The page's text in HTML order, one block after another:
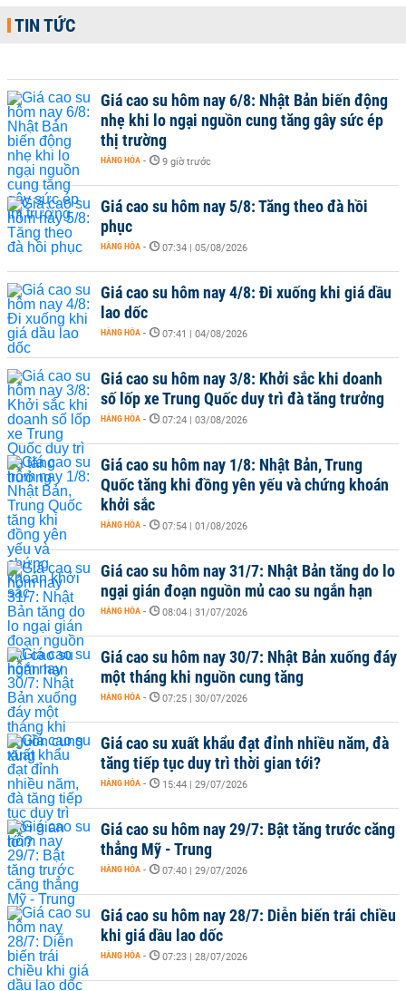
TIN TỨC
Giá cao su hôm nay 6/8: Nhật Bản biến động
nhẹ khi lo ngại nguồn cung tăng gây sức ép
thị trường
HÀNG HÓA - 9 giờ trước
Giá cao su hôm nay 5/8: Tăng theo đà hồi
phục
HÀNG HÓA - 07:34 | 05/08/2026
Giá cao su hôm nay 4/8: Đi xuống khi giá dầu
lao dốc
HÀNG HÓA - 07:41 | 04/08/2026
Giá cao su hôm nay 3/8: Khởi sắc khi doanh
số lốp xe Trung Quốc duy trì đà tăng trưởng
HÀNG HÓA - 07:24 | 03/08/2026
Giá cao su hôm nay 1/8: Nhật Bản, Trung
Quốc tăng khi đồng yên yếu và chứng khoán
khởi sắc
HÀNG HÓA - 07:54 | 01/08/2026
Giá cao su hôm nay 31/7: Nhật Bản tăng do lo
ngại gián đoạn nguồn mủ cao su ngắn hạn
HÀNG HÓA - 08:04 | 31/07/2026
Giá cao su hôm nay 30/7: Nhật Bản xuống đáy
một tháng khi nguồn cung tăng
HÀNG HÓA - 07:25 | 30/07/2026
Giá cao su xuất khẩu đạt đỉnh nhiều năm, đà
tăng tiếp tục duy trì thời gian tới?
HÀNG HÓA - 15:44 | 29/07/2026
Giá cao su hôm nay 29/7: Bật tăng trước căng
thẳng Mỹ - Trung
HÀNG HÓA - 07:40 | 29/07/2026
Giá cao su hôm nay 28/7: Diễn biến trái chiều
khi giá dầu lao dốc
HÀNG HÓA - 07:23 | 28/07/2026